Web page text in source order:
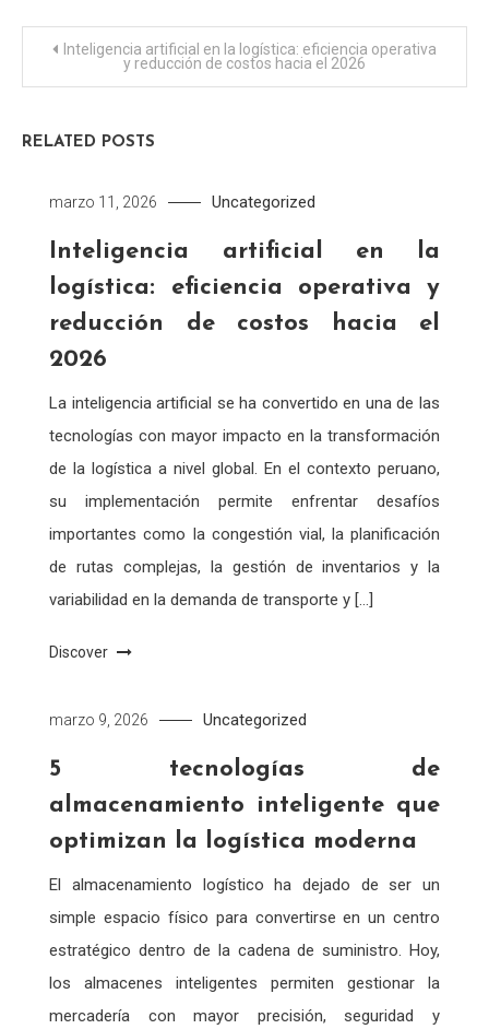
Navegación
entradas
Inteligencia artificial en la logística: eficiencia operativa
y reducción de costos hacia el 2026
RELATED POSTS
marzo 11, 2026 Uncategorized
Inteligencia artificial en la
logística: eficiencia operativa y
reducción de costos hacia el
2026
La inteligencia artificial se ha convertido en una de las
tecnologías con mayor impacto en la transformación
de la logística a nivel global. En el contexto peruano,
su implementación permite enfrentar desafíos
importantes como la congestión vial, la planificación
de rutas complejas, la gestión de inventarios y la
variabilidad en la demanda de transporte y […]
Discover
marzo 9, 2026 Uncategorized
5 tecnologías de
almacenamiento inteligente que
optimizan la logística moderna
El almacenamiento logístico ha dejado de ser un
simple espacio físico para convertirse en un centro
estratégico dentro de la cadena de suministro. Hoy,
los almacenes inteligentes permiten gestionar la
mercadería con mayor precisión, seguridad y